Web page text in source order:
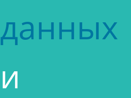
данных
и